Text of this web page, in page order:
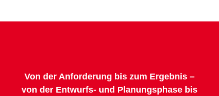
Von der Anforderung bis zum Ergebnis –
von der Entwurfs- und Planungsphase bis